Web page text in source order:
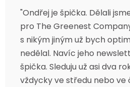
"Ondřej je špička. Dělali
pro The Greenest
s nikým jiným už bych
nedělal. Navíc jeho
špička. Sleduju už asi dva
vždycky ve středu nebo ve